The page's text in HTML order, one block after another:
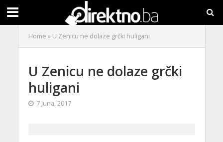
Home » U Zenicu ne dolaze grčki huligani
U Zenicu ne dolaze grčki
huligani
7 Juna, 2017